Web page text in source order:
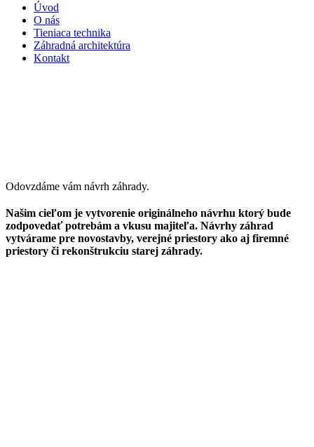
Úvod
O nás
Tieniaca technika
Záhradná architektúra
Kontakt
Odovzdáme vám návrh záhrady.
Našim cieľom je vytvorenie originálneho návrhu ktorý bude
zodpovedať potrebám a vkusu majiteľa. Návrhy záhrad
vytvárame pre novostavby, verejné priestory ako aj firemné
priestory či rekonštrukciu starej záhrady.